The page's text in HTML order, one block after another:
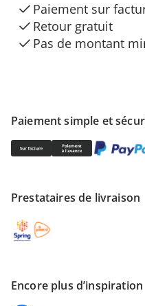
Paiement simple et
Prestataires de livraison
Encore plus d’inspiration
Paiement sur
Retour gratuit
Pas de montant